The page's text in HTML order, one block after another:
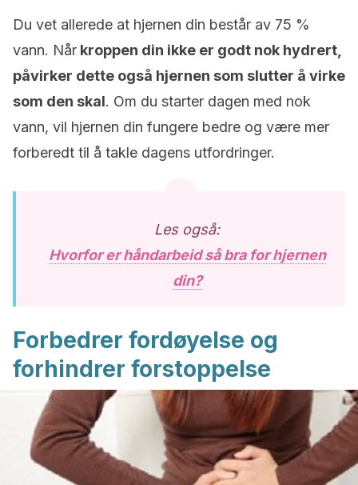
Du vet allerede at hjernen din består av 75 %
vann. Når kroppen din ikke er godt nok hydrert,
påvirker dette også hjernen som slutter å virke
som den skal. Om du starter dagen med nok
vann, vil hjernen din fungere bedre og være mer
forberedt til å takle dagens utfordringer.
Les også:
Hvorfor er håndarbeid så bra for hjernen
din?
Forbedrer fordøyelse og
forhindrer forstoppelse